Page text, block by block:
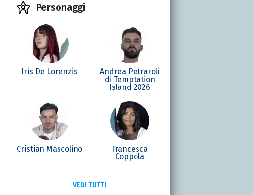
Personaggi
Iris De Lorenzis
Andrea Petraroli
di Temptation
Island 2026
Cristian Mascolino
Francesca
Coppola
VEDI TUTTI